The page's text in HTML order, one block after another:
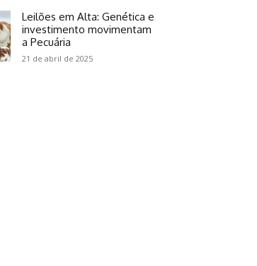
Leilões em Alta: Genética e
investimento movimentam
a Pecuária
21 de abril de 2025